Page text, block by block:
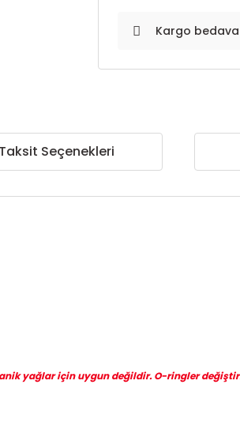
Kargo bedava
Taksit Seçenekleri
yağlar için uygun değildir. O-ringler